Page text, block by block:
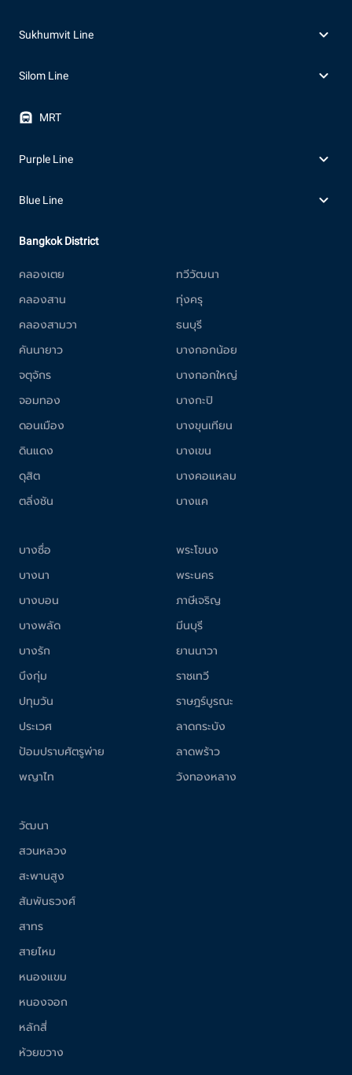
Sukhumvit Line
Silom Line
MRT
Purple Line
Blue Line
Bangkok District
คลองเตย
คลองสาน
คลองสามวา
คันนายาว
จตุจักร
จอมทอง
ดอนเมือง
ดินแดง
ดุสิต
ตลิ่งชัน
ทวีวัฒนา
ทุ่งครุ
ธนบุรี
บางกอกน้อย
บางกอกใหญ่
บางกะปิ
บางขุนเทียน
บางเขน
บางคอแหลม
บางแค
บางซื่อ
บางนา
บางบอน
บางพลัด
บางรัก
บึงกุ่ม
ปทุมวัน
ประเวศ
ป้อมปราบศัตรูพ่าย
พญาไท
พระโขนง
พระนคร
ภาษีเจริญ
มีนบุรี
ยานนาวา
ราชเทวี
ราษฎร์บูรณะ
ลาดกระบัง
ลาดพร้าว
วังทองหลาง
วัฒนา
สวนหลวง
สะพานสูง
สัมพันธวงศ์
สาทร
สายไหม
หนองแขม
หนองจอก
หลักสี่
ห้วยขวาง